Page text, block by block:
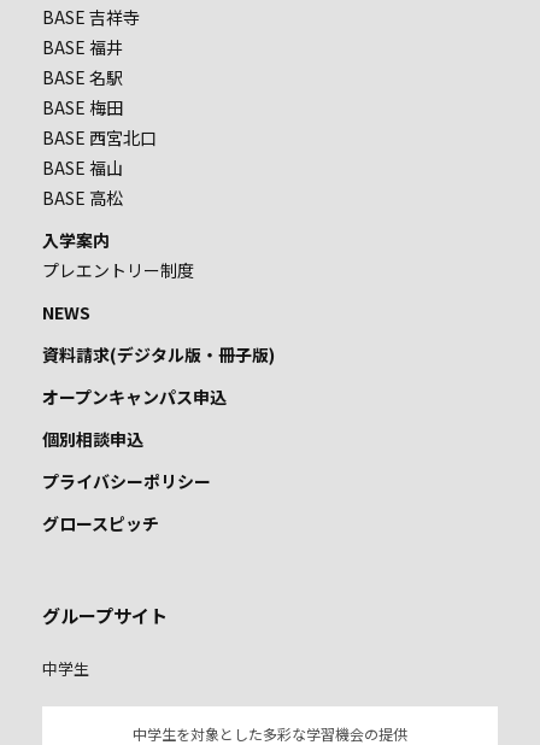
BASE 吉祥寺
BASE 福井
BASE 名駅
BASE 梅田
BASE 西宮北口
BASE 福山
BASE 高松
入学案内
プレエントリー制度
NEWS
資料請求(デジタル版・冊子版)
オープンキャンパス申込
個別相談申込
プライバシーポリシー
グロースピッチ
グループサイト
中学生
中学生を対象とした多彩な学習機会の提供